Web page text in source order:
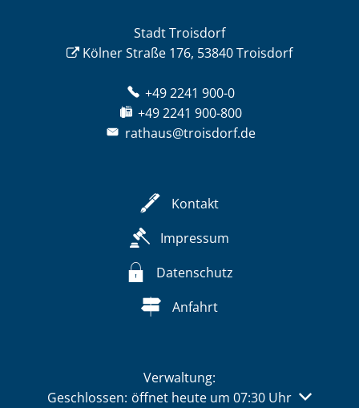
Stadt Troisdorf
Kölner Straße 176, 53840 Troisdorf
+49 2241 900-0
+49 2241 900-800
rathaus@troisdorf.de
Kontakt
Impressum
Datenschutz
Anfahrt
Verwaltung:
Klicken, um weitere Öffnungs- oder Schließzeiten
Geschlossen: öffnet heute um 07:30 Uhr